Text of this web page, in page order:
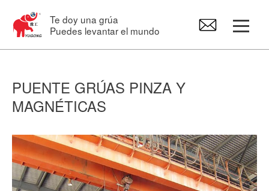
Te doy una grúa
Puedes levantar el mundo
Puente grúa
Grúa Pluma
Polipasto eléctrico
PUENTE GRÚAS PINZA Y
MAGNÉTICAS